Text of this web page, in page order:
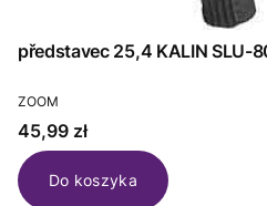
představec 25,4 KALIN SLU-
PRODUCENT
ZOOM
Cena
45,99 zł
Do koszyka